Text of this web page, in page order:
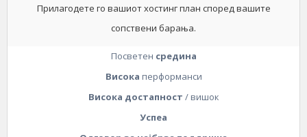
Прилагодете го вашиот хостинг план според вашите
сопствени барања.
Посветен средина
Висока перформанси
Висока достапност / вишок
Успеа